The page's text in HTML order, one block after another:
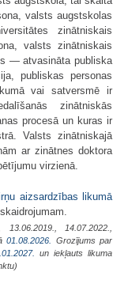
valsts augstskolas
zinātniskais
valsts zinātniskais
— atvasināta publiska
publiskas personas
vai satversmē ir
zinātniskās
procesā un kuras ir
Valsts zinātniskajā
ar zinātnes doktora
virzienā.
aizsardzības likumā
14.07.2022.,
01.08.2026. Grozījums par
un iekļauts likuma